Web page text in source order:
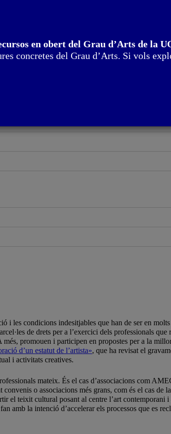
les condicions indesitjables que han de ser en
de drets per a l’exercici dels professionals
promouen i participen en propostes per a la
d’un estatut de l’artista», que ha revisat el
i activitats creatives.
mateix. És el cas d’associacions com
o associacions més grans, com és el cas
el teixit cultural posant al centre l’art contemporani
amb la intenció d’accelerar els processos que es
en obert del Grau d’Arts de la
concretes del Grau d’Arts. Si vols